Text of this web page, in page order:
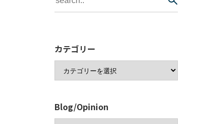
カテゴリー
Blog/Opinion